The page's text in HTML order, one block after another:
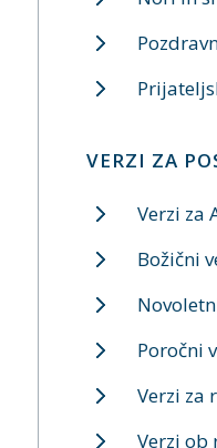
VERZI ZA
Verzi za
Božični
Poročni
Verzi za
Verzi ob